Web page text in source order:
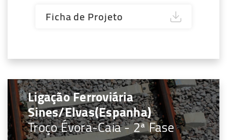
Ficha de Projeto
Ligação Ferroviária
Sines/Elvas(Espanha)
Troço Évora-Caia - 2ª Fase